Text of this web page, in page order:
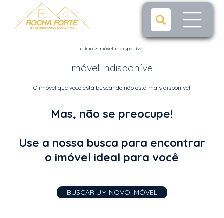
início > imóvel indisponível
Imóvel indisponível
O imóvel que você está buscando não está mais disponível
Mas, não se preocupe!
Use a nossa busca para encontrar
o imóvel ideal para você
BUSCAR UM NOVO IMÓVEL